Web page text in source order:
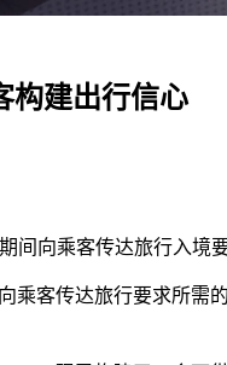
构建出行信心
间向乘客传达旅行入境
乘客传达旅行要求所